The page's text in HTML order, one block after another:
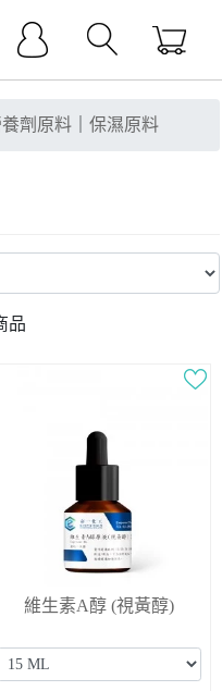
劑原料｜ 保濕原料
品
維生素A醇 (視黃醇)